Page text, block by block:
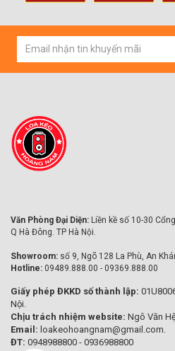
Văn Phòng Đại Diện: Liền kề số 10-30
Q Hà Đông. TP Hà Nội.
Showroom: số 9, Ngõ 128 La Phù, An
Hotline: 09489.888.00 - 09369.888.00
Giấy phép ĐKKD số thành lập:
Nội.
Chịu trách nhiệm website: Ngô Văn
Email: loakeohoangnam@gmail.com.
ĐT: 0948988800 - 0936988800